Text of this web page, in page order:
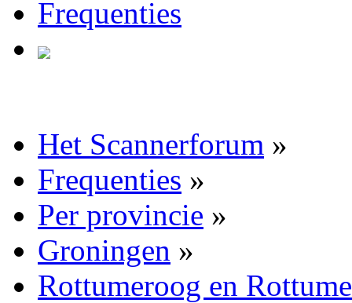
Frequenties
Het Scannerforum »
Frequenties »
Per provincie »
Groningen »
Rottumeroog en